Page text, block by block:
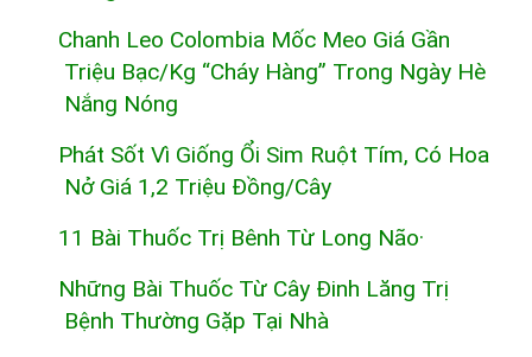
Chanh Leo Colombia Mốc Meo Giá Gần
Triệu Bạc/kg “cháy Hàng” Trong Ngày Hè
Nắng Nóng
Phát Sốt Vì Giống Ổi Sim Ruột Tím, Có Hoa
Nở Giá 1,2 Triệu Đồng/cây
11 Bài Thuốc Trị Bênh Từ Long Não·
Những Bài Thuốc Từ Cây Đinh Lăng Trị
Bệnh Thường Gặp Tại Nhà